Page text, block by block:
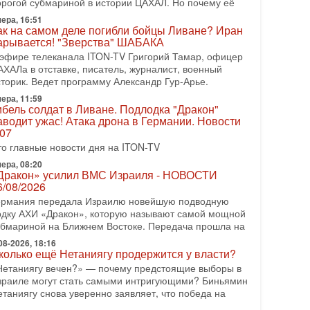
2026, 17:50
голос» Израиля: кто заберет его на этот
русскоязычных репатриантов не раз кардинально
политический ландшафт Израиля. Достаточно
взлет партии «Исраэль ба-алия», когда
2026, 17:00
закрытых дверей: о чём на самом деле
Трамп и Нетаньяху?
визит премьер-министра Израиля Биньямина
в США и его встреча с Дональдом Трампом
больше вопросов, чем ответов. Полная
07-2026, 15:18
готовит покушение на Нетаниягу! Трамп не
эскалации, но КСИР готовит взрыв!
телеканала ITON-TV СЕРГЕЙ МИГДАЛЬ,
по вопросам безопасности, офицер запаса
управления полиции Израиля, автор
07-2026, 09:02
за разоружение ХАМАСа - НОВОСТИ
07/2026
президент США Дональд Трамп заявил о
16:51
на самом деле погибли бойцы Ливане? Иран
"Зверства" ШАБАКА
телеканала ITON-TV Григорий Тамар, офицер
в отставке, писатель, журналист, военный
Ведет программу Александр Гур-Арье.
11:59
солдат в Ливане. Подлодка "Дракон"
ужас! Атака дрона в Германии. Новости
главные новости дня на ITON-TV
08:20
усилил ВМС Израиля - НОВОСТИ
08/2026
передала Израилю новейшую подводную
АХИ «Дракон», которую называют самой мощной
на Ближнем Востоке. Передача прошла на
2026, 18:16
ещё Нетаниягу продержится у власти?
вечен?» — почему предстоящие выборы в
могут стать самыми интригующими? Биньямин
снова уверенно заявляет, что победа на